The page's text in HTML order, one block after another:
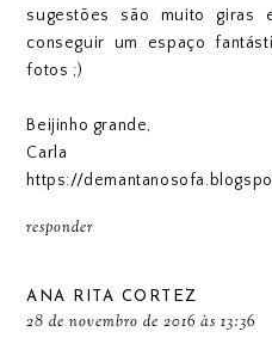
sugestões são muito giras
conseguir um espaço
fotos ;)
Beijinho grande,
Carla
https://
responder
ANA RITA CORTEZ
28 de novembro de 2016 às 13:36